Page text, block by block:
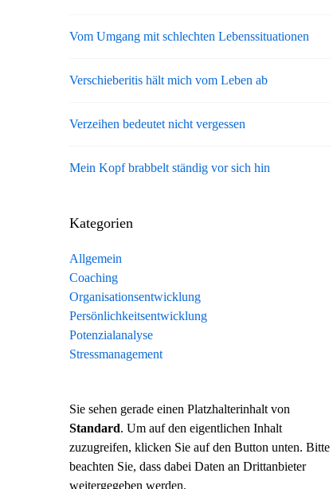
Vom Umgang mit schlechten Lebenssituationen
Verschieberitis hält mich vom Leben ab
Verzeihen bedeutet nicht vergessen
Mein Kopf brabbelt ständig vor sich hin
Kategorien
Allgemein
Coaching
Organisationsentwicklung
Persönlichkeitsentwicklung
Potenzialanalyse
Stressmanagement
Sie sehen gerade einen Platzhalterinhalt von
Standard. Um auf den eigentlichen Inhalt
zuzugreifen, klicken Sie auf den Button unten. Bitte
beachten Sie, dass dabei Daten an Drittanbieter
weitergegeben werden.